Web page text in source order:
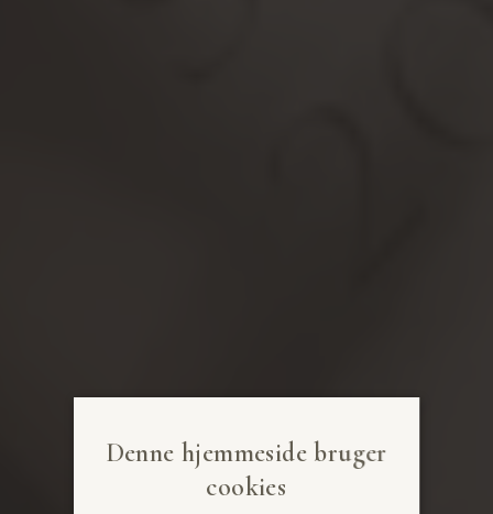
Denne hjemmeside bruger
cookies